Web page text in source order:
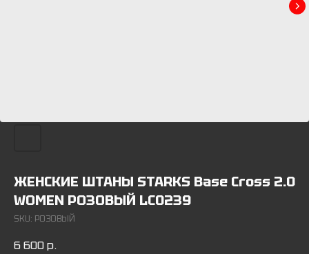
ЖЕНСКИЕ ШТАНЫ STARKS Base Cross 2.0
WOMEN РОЗОВЫЙ LC0239
SKU: РОЗОВЫЙ
6 600р.